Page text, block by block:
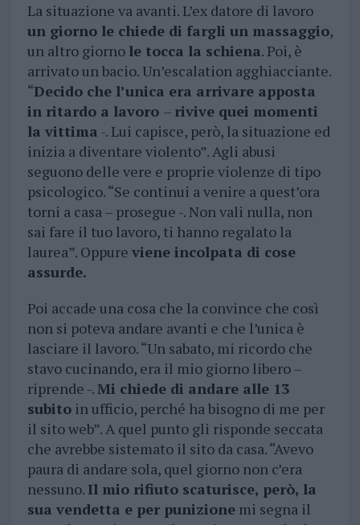
La situazione va avanti. L’ex datore di lavoro
un giorno le chiede di fargli un massaggio,
un altro giorno le tocca la schiena. Poi, è
arrivato un bacio. Un’escalation agghiacciante.
“Decido che l’unica era arrivare apposta
in ritardo a lavoro – rivive quei momenti
la vittima -. Lui capisce, però, la situazione ed
inizia a diventare violento”. Agli abusi
seguono delle vere e proprie violenze di tipo
psicologico. “Se continui a venire a quest’ora
torni a casa – prosegue -. Non vali nulla, non
sai fare il tuo lavoro, ti hanno regalato la
laurea”. Oppure viene incolpata di cose
assurde.
Poi accade una cosa che la convince che così
non si poteva andare avanti e che l’unica è
lasciare il lavoro. “Un sabato, mi ricordo che
stavo cucinando, era il mio giorno libero –
riprende -.Mi chiede di andare alle 13
subitoin ufficio, perché ha bisogno di me per
il sito web”. A quel punto gli risponde seccata
che avrebbe sistemato il sito da casa. “Avevo
paura di andare sola, quel giorno non c’era
nessuno. Il mio rifiuto scaturisce, però, la
sua vendetta e per punizionemi segna il